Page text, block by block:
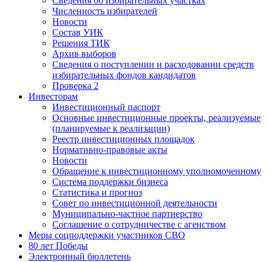
Численность избирателей
Новости
Состав УИК
Решения ТИК
Архив выборов
Сведения о поступлении и расходовании средств
избирательных фондов кандидатов
Проверка 2
Инвесторам
Инвестиционный паспорт
Основные инвестиционные проекты, реализуемые
(планируемые к реализации)
Реестр инвестиционных площадок
Нормативно-правовые акты
Новости
Обращение к инвестиционному уполномоченному
Система поддержки бизнеса
Статистика и прогноз
Совет по инвестиционной деятельности
Муниципально-частное партнерство
Соглашение о сотрудничестве с агенством
Меры соцподдержки участников СВО
80 лет Победы
Электронный бюллетень